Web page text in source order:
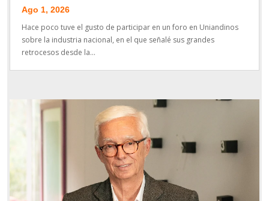
Ago 1, 2026
Hace poco tuve el gusto de participar en un foro en Uniandinos
sobre la industria nacional, en el que señalé sus grandes
retrocesos desde la...